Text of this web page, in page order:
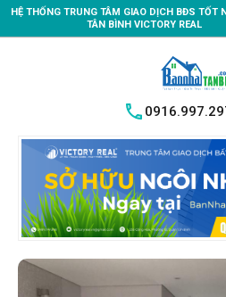
Trung Tâm Giao Dịch Mua
HỆ THỐNG TRUNG TÂM GIAO DỊCH BĐS TỐT
TÂN BÌNHVICTORY REAL